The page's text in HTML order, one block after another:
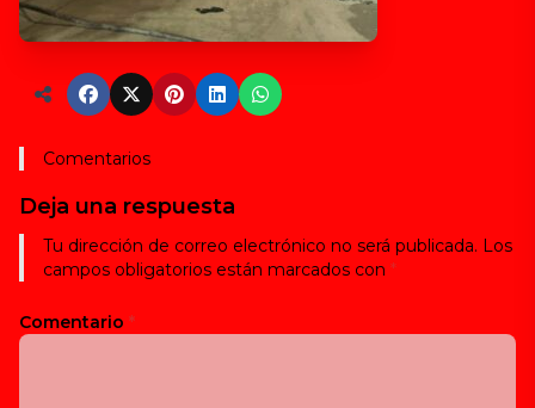
Comentarios
Deja una respuesta
Tu dirección de correo electrónico no será publicada. Los
campos obligatorios están marcados con *
Comentario *